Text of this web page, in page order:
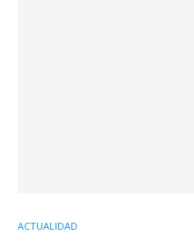
ACTUALIDAD